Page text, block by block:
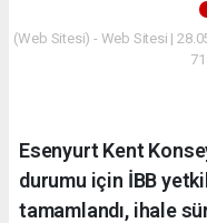
(Web Sitesi) - Web Sitesi |
Esenyurt Kent
durumu için İBB
tamamlandı, ihale